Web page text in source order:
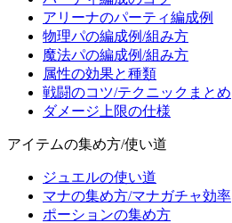
アリーナのパーティ編成例
物理パの編成例/組み方
魔法パの編成例/組み方
属性の効果と種類
戦闘のコツ/テクニックまとめ
ダメージ上限の仕様
アイテムの集め方/使い道
ジュエルの使い道
マナの集め方/マナガチャ効率
ポーションの集め方